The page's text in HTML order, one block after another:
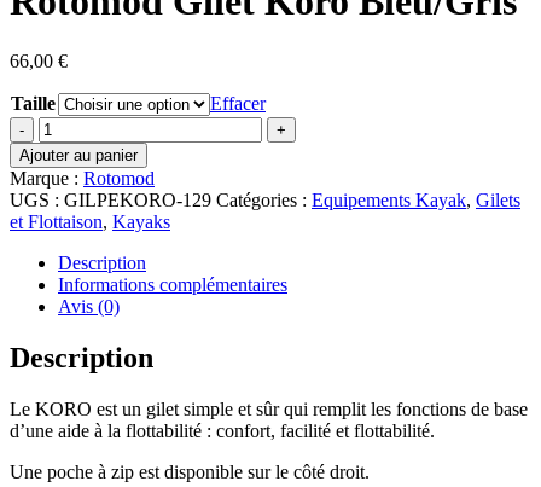
66,00 €
Taille
Effacer
quantité
de
Rotomod
Gilet
Koro
Bleu/Gris
Ajouter au panier
Marque : Rotomod
UGS : GILPEKORO-129 Catégories : Equipements Kayak, Gilets
et Flottaison, Kayaks
Description
Informations complémentaires
Avis (0)
Description
Le KORO est un gilet simple et sûr qui remplit les fonctions de base
d’une aide à la flottabilité : confort, facilité et flottabilité.
Une poche à zip est disponible sur le côté droit.